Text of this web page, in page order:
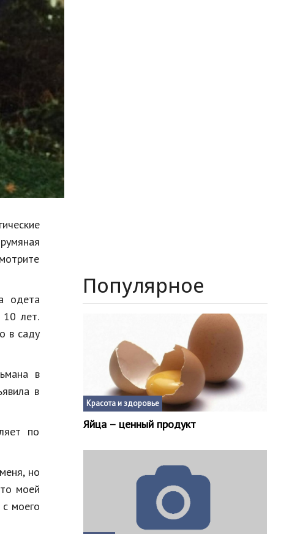
Мода и стиль
Хобби и развлечения
Финансы
Юриспруденция
Природа
Образование
Наука и технологии
одета
лет.
в саду
в
в
по
но
моей
моего
Популярное
Красота и здоровье
Яйца – ценный продукт